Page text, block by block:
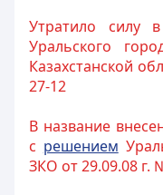
Утратило силу
Уральского
Казахстанской
27-12
В название
с решением
ЗКО от 29.09.08 г.